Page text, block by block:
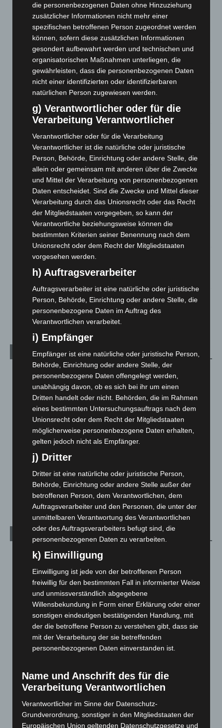
Kunst trifft Weingenuss: Barbara-Susann Mehring zeigt ihre
Werke im Jacques’ Wein-Depot Isernhagen
8. August 2026
A2: Zweite Turbobaustelle startet zwischen Hannover-West
und Bothfeld
8. August 2026
Niedersachsen: Feuerwehrkräfte kehren nach
7. August 2026
Hannover: Erste Tigermücken-Population in Niedersachsen
entdeckt
7. August 2026
Brand im „Haus der Begegnung“ in Neuwarmbüchen schnell
eingedämmt
6. August 2026
Region Hannover: 21 neue Notfallsanitäter starten beim
Roten Kreuz
5. August 2026
Mann läuft mit Hockeyschläger über A7 – Polizei sucht
Zeugen
5. August 2026
Celle: Mensch stirbt bei Bagger-Unfall auf Baustelle
5. August 2026
Kategorien
Blaulicht
Corona-News
Hannover und Region
5.039
Langenhagen und Ortsteile
Leserbriefe
Menschen
Über uns
Veranstaltungen
August 2026(14)
Juli 2026(73)
Juni 2026(139)
Mai 2026
(99)
April 2026(99)
März 2026(115)
Februar 2026(109)
Dezember 2025(103)
November 2025(114)
Oktober 2025(112)
September 2025(93)
die personenbezogenen Daten ohne Hinzuziehung
zusätzlicher Informationen nicht mehr einer
spezifischen betroffenen Person zugeordnet werden
können, sofern diese zusätzlichen Informationen
gesondert aufbewahrt werden und technischen und
organisatorischen Maßnahmen unterliegen, die
gewährleisten, dass die personenbezogenen Daten
nicht einer identifizierten oder identifizierbaren
natürlichen Person zugewiesen werden.
g) Verantwortlicher oder für die
Verarbeitung Verantwortlicher
Verantwortlicher oder für die Verarbeitung
Verantwortlicher ist die natürliche oder juristische
Person, Behörde, Einrichtung oder andere Stelle, die
allein oder gemeinsam mit anderen über die Zwecke
und Mittel der Verarbeitung von personenbezogenen
Daten entscheidet. Sind die Zwecke und Mittel dieser
Verarbeitung durch das Unionsrecht oder das Recht
der Mitgliedstaaten vorgegeben, so kann der
Verantwortliche beziehungsweise können die
bestimmten Kriterien seiner Benennung nach dem
Unionsrecht oder dem Recht der Mitgliedstaaten
vorgesehen werden.
h) Auftragsverarbeiter
Auftragsverarbeiter ist eine natürliche oder juristische
Person, Behörde, Einrichtung oder andere Stelle, die
personenbezogene Daten im Auftrag des
Verantwortlichen verarbeitet.
i) Empfänger
Empfänger ist eine natürliche oder juristische Person,
Behörde, Einrichtung oder andere Stelle, der
personenbezogene Daten offengelegt werden,
unabhängig davon, ob es sich bei ihr um einen
Dritten handelt oder nicht. Behörden, die im Rahmen
eines bestimmten Untersuchungsauftrags nach dem
Unionsrecht oder dem Recht der Mitgliedstaaten
möglicherweise personenbezogene Daten erhalten,
gelten jedoch nicht als Empfänger.
j) Dritter
Dritter ist eine natürliche oder juristische Person,
Behörde, Einrichtung oder andere Stelle außer der
betroffenen Person, dem Verantwortlichen, dem
Auftragsverarbeiter und den Personen, die unter der
unmittelbaren Verantwortung des Verantwortlichen
oder des Auftragsverarbeiters befugt sind, die
personenbezogenen Daten zu verarbeiten.
k) Einwilligung
Einwilligung ist jede von der betroffenen Person
freiwillig für den bestimmten Fall in informierter Weise
und unmissverständlich abgegebene
Willensbekundung in Form einer Erklärung oder einer
sonstigen eindeutigen bestätigenden Handlung, mit
der die betroffene Person zu verstehen gibt, dass sie
mit der Verarbeitung der sie betreffenden
personenbezogenen Daten einverstanden ist.
Name und Anschrift des für die
Verarbeitung Verantwortlichen
Verantwortlicher im Sinne der Datenschutz-
Grundverordnung, sonstiger in den Mitgliedstaaten der
Europäischen Union geltenden Datenschutzgesetze und